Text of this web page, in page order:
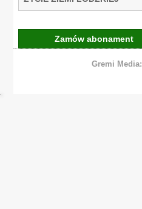
Zamów abonament
Gremi Media: